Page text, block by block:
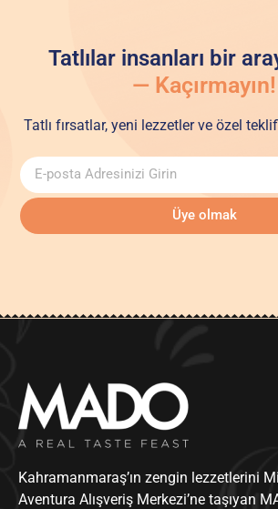
Tatlılar insanları bir
— Kaçırmayın!
Tatlı fırsatlar, yeni lezzetler ve özel
Üye olmak
Kahramanmaraş’ın zengin lezzetlerini
Aventura Alışveriş Merkezi’ne taşıyan